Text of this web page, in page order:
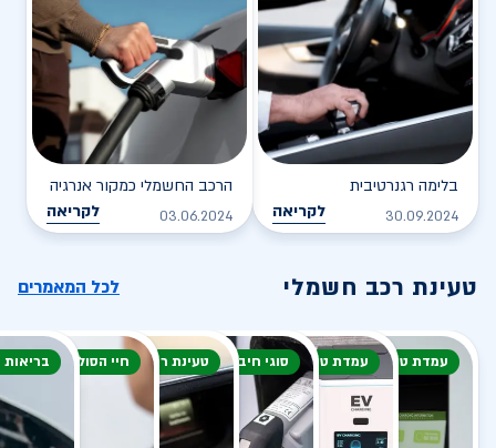
בלימה רגנרטיבית
30.09.2024 לקריאה
הרכב החשמלי כמקור אנרגיה
03.06.2024 לקריאה
טעינת רכב חשמלי לכל המאמרים
עמדת טעינה עמדת טעינה סוגי חיבור טעינת רכב חשמליחיי הסוללה